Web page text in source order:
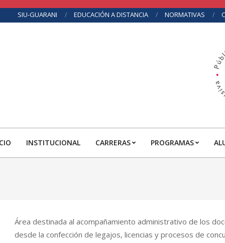
SIU-GUARANI EDUCACIÓN A DISTANCIA NORMATIVAS
INSTITUCIONAL CARRERAS PROGRAMAS
Área destinada al acompañamiento administrativo de los
desde la confección de legajos, licencias y procesos de